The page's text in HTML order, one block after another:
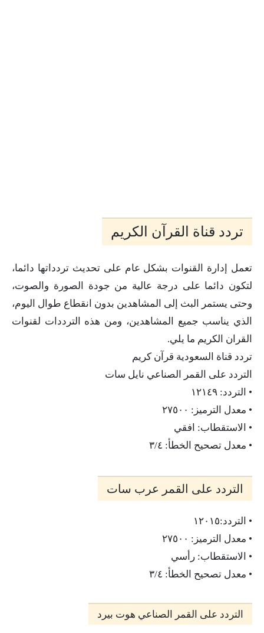
تردد قناة القرآن الكريم
تعمل إدارة القنوات بشكل عام على تحديث تردداتها دائما،
لتكون دائما على درجة عالية من جودة الصورة والصوت،
وحتى يستمر البث إلى المشاهدين بدون انقطاع طوال اليوم،
الذي يناسب جميع المشاهدين، ومن هذه الترددات لقنوات
القران الكريم ما يلي.
تردد قناة السعودية قرآن كريم
التردد على القمر الصناعي نايل سات
• التردد: ١٢١٤٩
• معدل الترميز: ٢٧٥٠٠
• الاستقطاب: افقي
• معدل تصحيح الخطأ: ٣/٤
التردد على القمر عرب سات
• التردد:١٢٠١٥
• معدل الترميز: ٢٧٥٠٠
• الاستقطاب: رأسي
• معدل تصحيح الخطأ: ٣/٤
التردد على القمر الصناعي هوت بيرد